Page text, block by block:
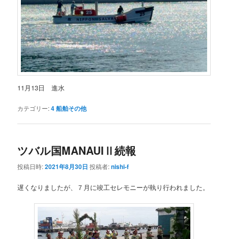
11月13日 進水
カテゴリー:4 船舶その他
ツバル国MANAUIⅡ続報
投稿日時:2021年8月30日 投稿者:nishi-f
遅くなりましたが、７月に竣工セレモニーが執り行われました。